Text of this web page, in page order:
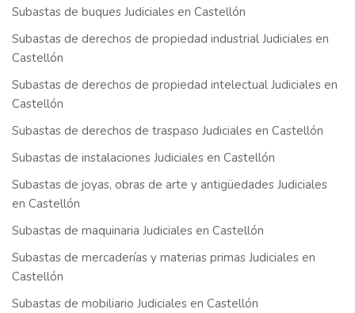
Subastas de buques Judiciales en Castellón
Subastas de derechos de propiedad industrial Judiciales en
Castellón
Subastas de derechos de propiedad intelectual Judiciales en
Castellón
Subastas de derechos de traspaso Judiciales en Castellón
Subastas de instalaciones Judiciales en Castellón
Subastas de joyas, obras de arte y antigüedades Judiciales
en Castellón
Subastas de maquinaria Judiciales en Castellón
Subastas de mercaderías y materias primas Judiciales en
Castellón
Subastas de mobiliario Judiciales en Castellón